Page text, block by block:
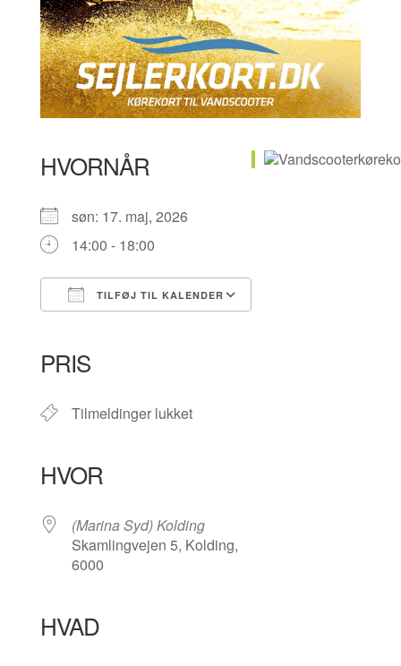
HVORNÅR
søn: 17. maj, 2026
14:00 - 18:00
TILFØJ TIL KALENDER
PRIS
Tilmeldinger lukket
HVOR
(Marina Syd) Kolding
Skamlingvejen 5, Kolding,
6000
HVAD